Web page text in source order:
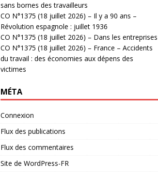
sans bornes des travailleurs
CO N°1375 (18 juillet 2026) – Il y a 90 ans –
Révolution espagnole : juillet 1936
CO N°1375 (18 juillet 2026) – Dans les entreprises
CO N°1375 (18 juillet 2026) – France – Accidents
du travail : des économies aux dépens des
victimes
MÉTA
Connexion
Flux des publications
Flux des commentaires
Site de WordPress-FR